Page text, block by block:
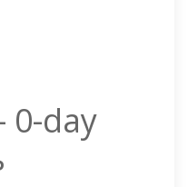
0-day